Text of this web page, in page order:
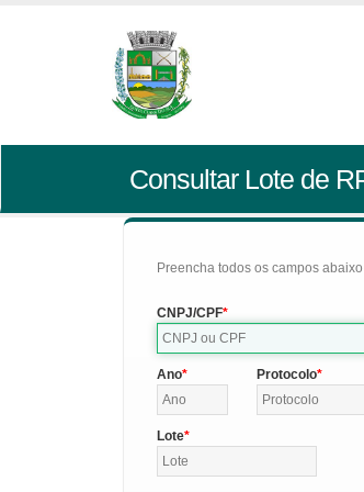
Consultar Lote de
Preencha todos os campos
CNPJ/CPF
Ano Protocolo
Lote